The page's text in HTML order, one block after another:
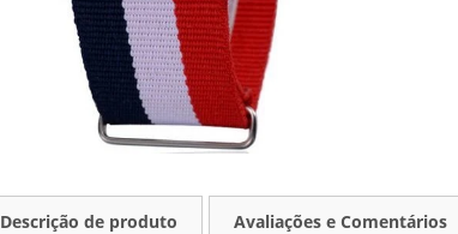
Descrição de produto Avaliações e Comentários